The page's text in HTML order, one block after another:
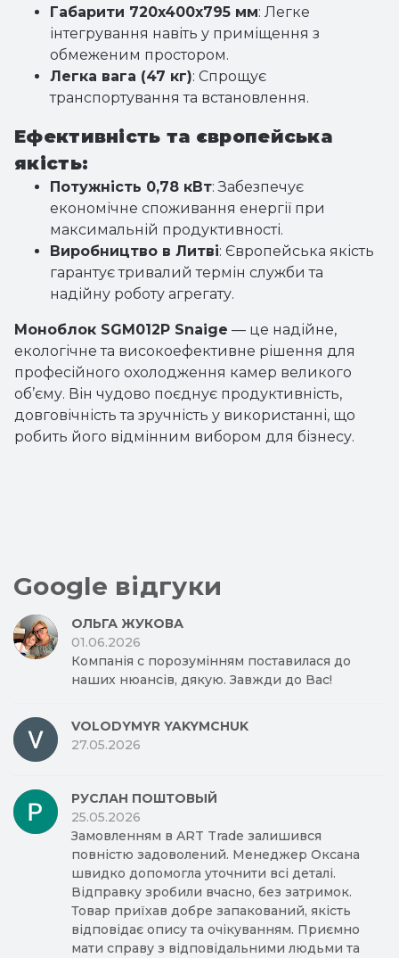
Габарити 720x400x795 мм: Легке
інтегрування навіть у приміщення з
обмеженим простором.
Легка вага (47 кг): Спрощує
транспортування та встановлення.
Ефективність та європейська
якість:
Потужність 0,78 кВт: Забезпечує
економічне споживання енергії при
максимальній продуктивності.
Виробництво в Литві: Європейська якість
гарантує тривалий термін служби та
надійну роботу агрегату.
Моноблок SGM012P Snaige — це надійне,
екологічне та високоефективне рішення для
професійного охолодження камер великого
об’єму. Він чудово поєднує продуктивність,
довговічність та зручність у використанні, що
робить його відмінним вибором для бізнесу.
Google відгуки
ОЛЬГА ЖУКОВА
01.06.2026
Компанія с порозумінням поставилася до
наших нюансів, дякую. Завжди до Вас!
VOLODYMYR YAKYMCHUK
27.05.2026
РУСЛАН ПОШТОВЫЙ
25.05.2026
Замовленням в ART Trade залишився
повністю задоволений. Менеджер Оксана
швидко допомогла уточнити всі деталі.
Відправку зробили вчасно, без затримок.
Товар приїхав добре запакований, якість
відповідає опису та очікуванням. Приємно
мати справу з відповідальними людьми та